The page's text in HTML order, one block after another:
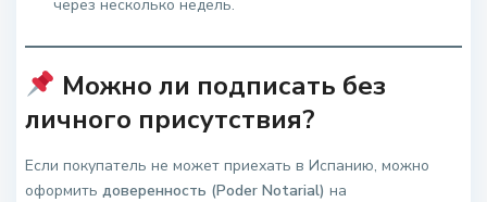
через несколько недель.
Можно ли подписать без
личного присутствия?
Если покупатель не может приехать в Испанию, можно
оформитьдоверенность (Poder Notarial) на